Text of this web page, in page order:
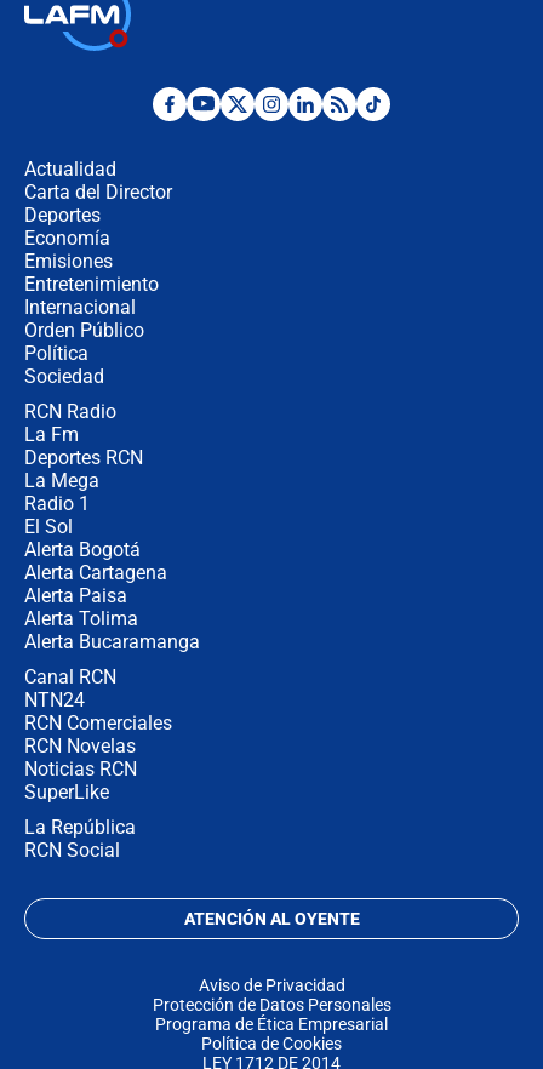
Álvaro Uribe asistirá a la posesión y
Actualidad
Carta del Director
Deportes
Economía
Emisiones
Entretenimiento
Internacional
Orden Público
Política
Sociedad
RCN Radio
La Fm
Deportes RCN
La Mega
Radio 1
El Sol
Alerta Bogotá
Alerta Cartagena
Alerta Paisa
Alerta Tolima
Alerta Bucaramanga
Canal RCN
NTN24
RCN Comerciales
RCN Novelas
Noticias RCN
SuperLike
La República
RCN Social
ATENCIÓN AL OYENTE
Aviso de Privacidad
Protección de Datos Personales
Programa de Ética Empresarial
Política de Cookies
LEY 1712 DE 2014